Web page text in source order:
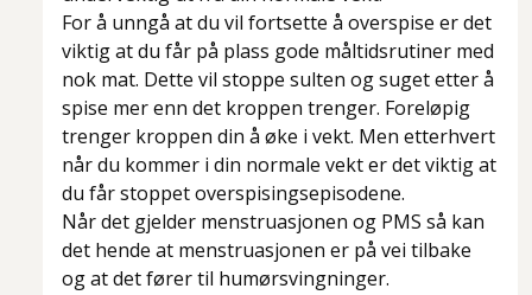
For å unngå at du vil fortsette å overspise er det
viktig at du får på plass gode måltidsrutiner med
nok mat. Dette vil stoppe sulten og suget etter å
spise mer enn det kroppen trenger. Foreløpig
trenger kroppen din å øke i vekt. Men etterhvert
når du kommer i din normale vekt er det viktig at
du får stoppet overspisingsepisodene.
Når det gjelder menstruasjonen og PMS så kan
det hende at menstruasjonen er på vei tilbake
og at det fører til humørsvingninger.